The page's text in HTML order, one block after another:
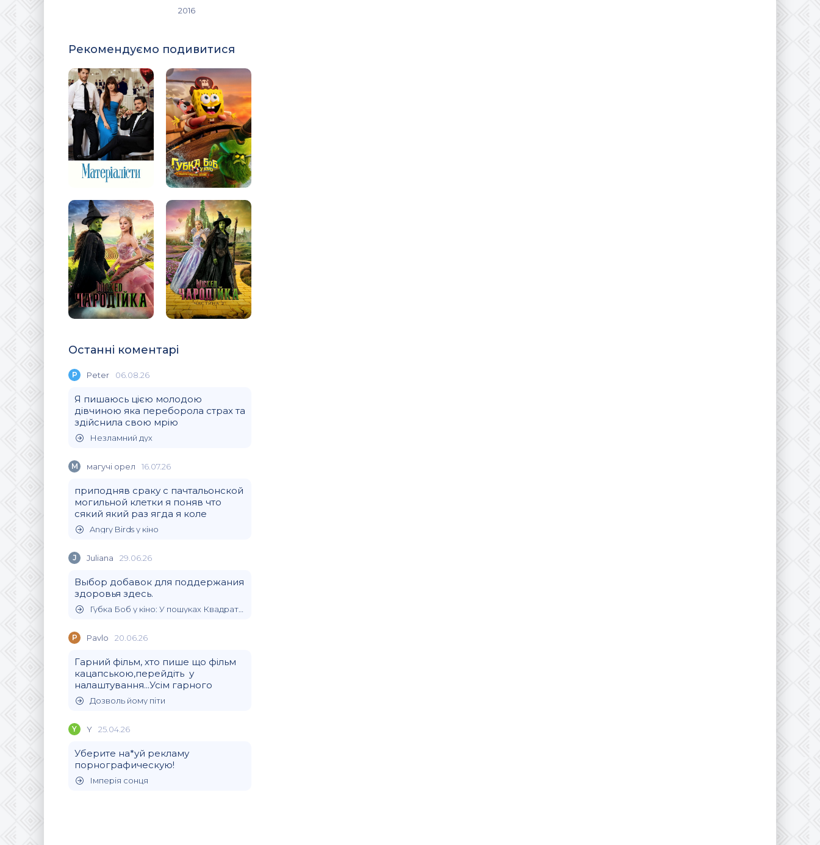
2016
Рекомендуємо подивитися
Останні коментарі
P Peter 06.08.26
Я пишаюсь цією молодою
дівчиною яка переборола страх та
здійснила свою мрію
Незламний дух
М магучi орел 16.07.26
приподняв сраку с пачтальонской
могильной клетки я поняв что
сякий який раз ягда я коле
Angry Birds у кіно
J Juliana 29.06.26
Выбор добавок для поддержания
здоровья здесь.
Губка Боб у кіно: У пошуках Квадратних Штанів
P Pavlo 20.06.26
Гарний фільм, хто пише що фільм
кацапською,перейдіть у
налаштування...Усім гарного
Дозволь йому піти
Y Y 25.04.26
Уберите на*уй рекламу
порнографическую!
Імперія сонця